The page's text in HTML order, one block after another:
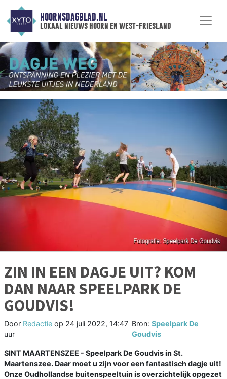
HOORNSDAGBLAD.NL
lokaal nieuws hoorn en west-friesland
ZIN IN EEN DAGJE UIT? KOM
DAN NAAR SPEELPARK DE
GOUDVIS!
Door Redactie op 24 juli 2022, 14:47
uur
Bron: Speelpark De
Goudvis
SINT MAARTENSZEE - Speelpark De Goudvis in St.
Maartenszee. Daar moet u zijn voor een fantastisch dagje uit!
Onze Oudhollandse buitenspeeltuin is overzichtelijk opgezet